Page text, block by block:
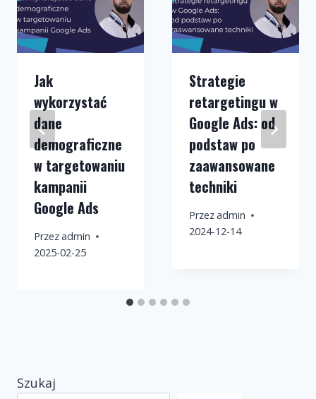
Jak
wykorzystać
dane
demograficzne
w targetowaniu
kampanii
Google Ads
Przezadmin
2025-02-25
Strategie
retargetingu w
Google Ads: od
podstaw po
zaawansowane
techniki
Przezadmin
2024-12-14
Szukaj